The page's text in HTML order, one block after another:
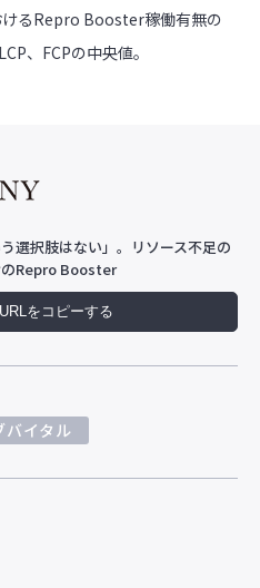
るRepro Booster稼働有無の
、FCPの中央値。
選択肢はない」。リソース不足の
のRepro Booster
をコピーする
バイタル